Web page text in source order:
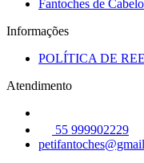
Fantoches de
Informações
POLÍTICA DE
Atendimento
55 999902229